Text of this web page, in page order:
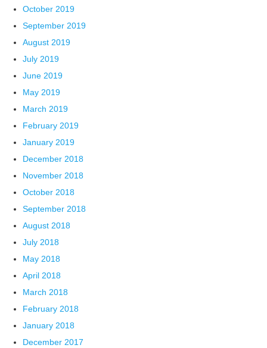
October 2019
September 2019
August 2019
July 2019
June 2019
May 2019
March 2019
February 2019
January 2019
December 2018
November 2018
October 2018
September 2018
August 2018
July 2018
May 2018
April 2018
March 2018
February 2018
January 2018
December 2017